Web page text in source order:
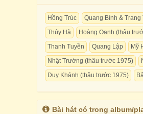
Hồng Trúc Quang Bình & Trang
Thúy Hà
Hoàng Oanh (thâu
Thanh Tuyền
Quang Lập Mỹ
Nhật Trường (thâu trước 1975)
Duy Khánh (thâu trước 1975)
Bài hát có trong album/